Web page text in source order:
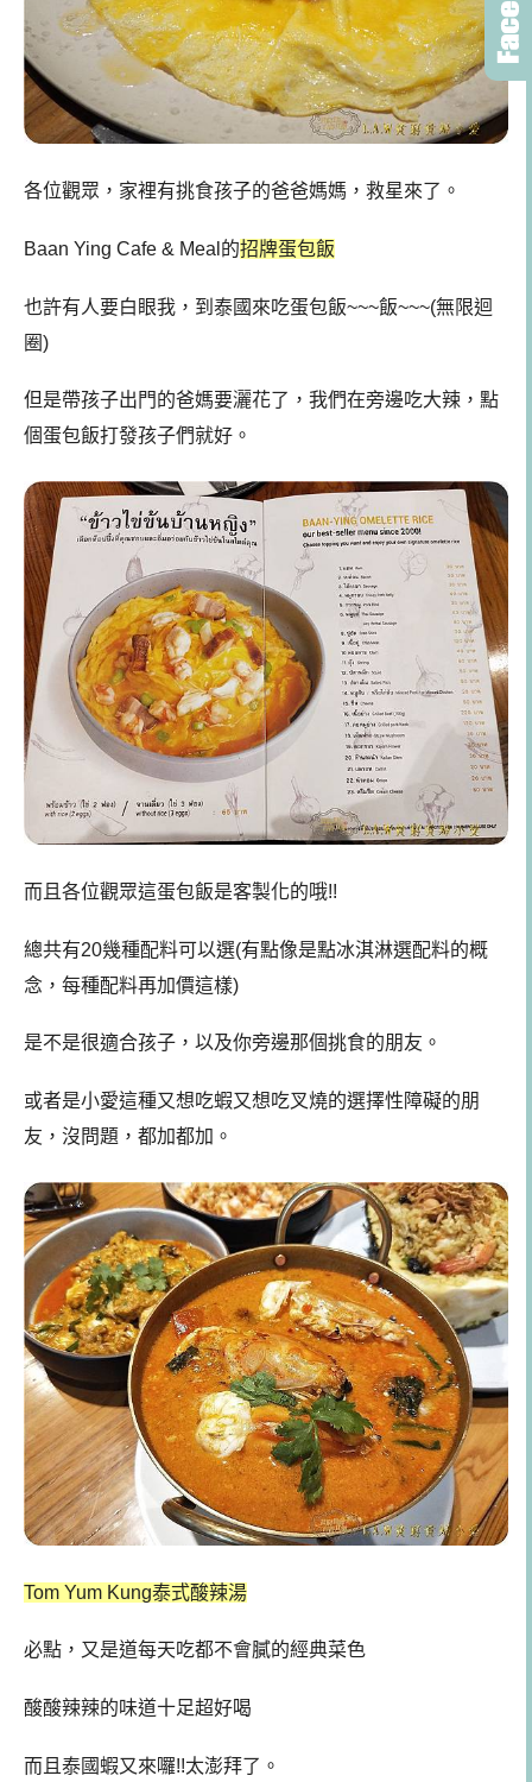
各位觀眾，家裡有挑食孩子的爸爸媽媽，救星來了。
Baan Ying Cafe & Meal 的招牌蛋包飯
也許有人要白眼我，到泰國來吃蛋包飯~~~飯~~~(無限迴
圈)
但是帶孩子出門的爸媽要灑花了，我們在旁邊吃大辣，點
個蛋包飯打發孩子們就好。
而且各位觀眾這蛋包飯是客製化的哦!!
總共有20幾種配料可以選(有點像是點冰淇淋選配料的概
念，每種配料再加價這樣)
是不是很適合孩子，以及你旁邊那個挑食的朋友。
或者是小愛這種又想吃蝦又想吃叉燒的選擇性障礙的朋
友，沒問題，都加都加。
Tom Yum Kung泰式酸辣湯
必點，又是道每天吃都不會膩的經典菜色
酸酸辣辣的味道十足超好喝
而且泰國蝦又來囉!!太澎拜了。